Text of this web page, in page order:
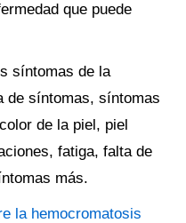
que puede
síntomas de la
de síntomas, síntomas
de la piel, piel
fatiga, falta de
más.
la hemocromatosis